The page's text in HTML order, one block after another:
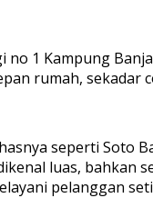
no 1 Kampung
rumah, sekadar
seperti Soto
luas, bahkan
pelanggan